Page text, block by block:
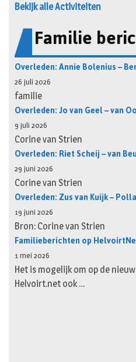
Bekijk alle Activiteiten
Familie
Overleden: Annie Bolenius –
26 juli 2026
familie
Overleden: Jo van Geel – van
9 juli 2026
Corine van Strien
Overleden: Riet Scheij – van
29 juni 2026
Corine van Strien
Overleden: Zus van Kuijk –
19 juni 2026
Bron: Corine van Strien
Familieberichten op
1 mei 2026
Het is mogelijk om op de
Helvoirt.net ook …